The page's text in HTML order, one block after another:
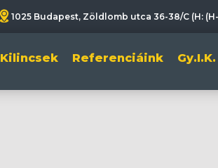
1025 Budapest, Zöldlomb utca 36-38/C (H:
Kilincsek Referenciáink Gy.I.K.